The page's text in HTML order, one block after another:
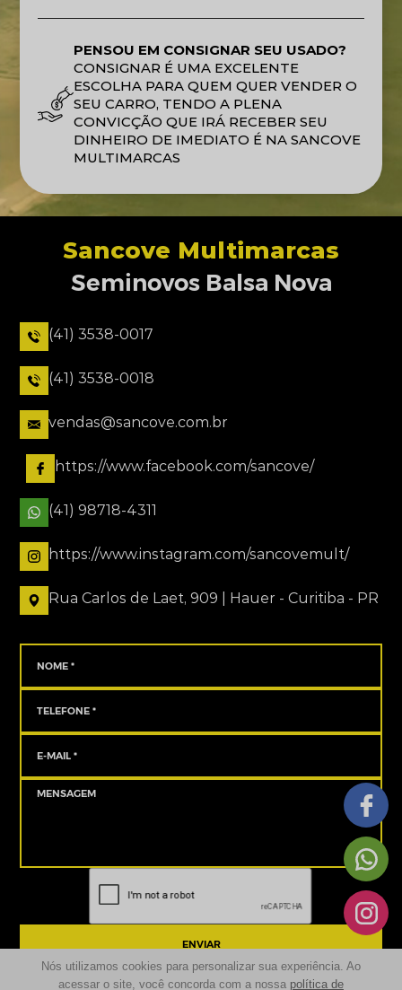
PENSOU EM CONSIGNAR SEU USADO?
CONSIGNAR É UMA EXCELENTE
ESCOLHA PARA QUEM QUER VENDER O
SEU CARRO, TENDO A PLENA
CONVICÇÃO QUE IRÁ RECEBER SEU
DINHEIRO DE IMEDIATO É NA SANCOVE
MULTIMARCAS
ENVIAR
Sancove Multimarcas
Seminovos Balsa Nova
(41) 3538-0017
(41) 3538-0018
vendas@sancove.com.br
https://www.facebook.com/sancove/
(41) 98718-4311
https://www.instagram.com/sancovemult/
Rua Carlos de Laet, 909 | Hauer - Curitiba - PR
Nós utilizamos cookies para personalizar sua experiência. Ao
acessar o site, você concorda com a nossa política de